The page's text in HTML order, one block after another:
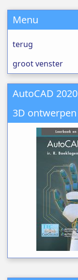
Menu
terug
groot venster
AutoCAD 2020
3D ontwerpen